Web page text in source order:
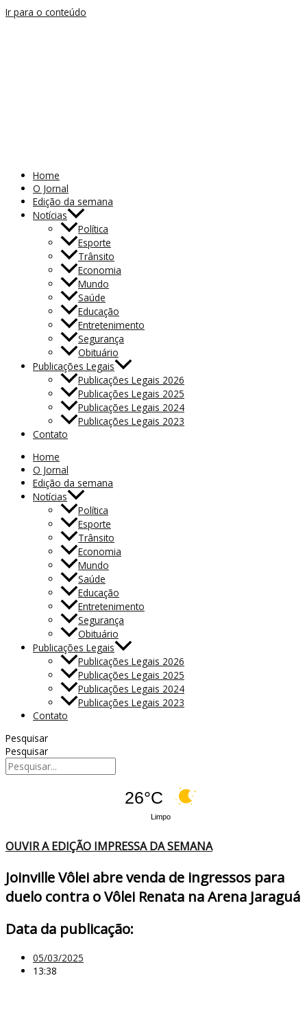
Ir para o conteúdo
Home
O Jornal
Edição da semana
Notícias
Política
Esporte
Trânsito
Economia
Mundo
Saúde
Educação
Entretenimento
Segurança
Obituário
Publicações Legais
Publicações Legais 2026
Publicações Legais 2025
Publicações Legais 2024
Publicações Legais 2023
Contato
Home
O Jornal
Edição da semana
Notícias
Política
Esporte
Trânsito
Economia
Mundo
Saúde
Educação
Entretenimento
Segurança
Obituário
Publicações Legais
Publicações Legais 2026
Publicações Legais 2025
Publicações Legais 2024
Publicações Legais 2023
Contato
Pesquisar
Pesquisar
26°C
Limpo
OUVIR A EDIÇÃO IMPRESSA DA SEMANA
Joinville Vôlei abre venda de ingressos para
duelo contra o Vôlei Renata na Arena Jaraguá
Data da publicação:
05/03/2025
13:38